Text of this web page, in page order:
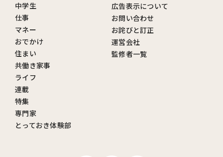
中学生
仕事
マネー
おでかけ
住まい
共働き家事
ライフ
連載
特集
専門家
とっておき体験部
広告表示について
お問い合わせ
お詫びと訂正
運営会社
監修者一覧